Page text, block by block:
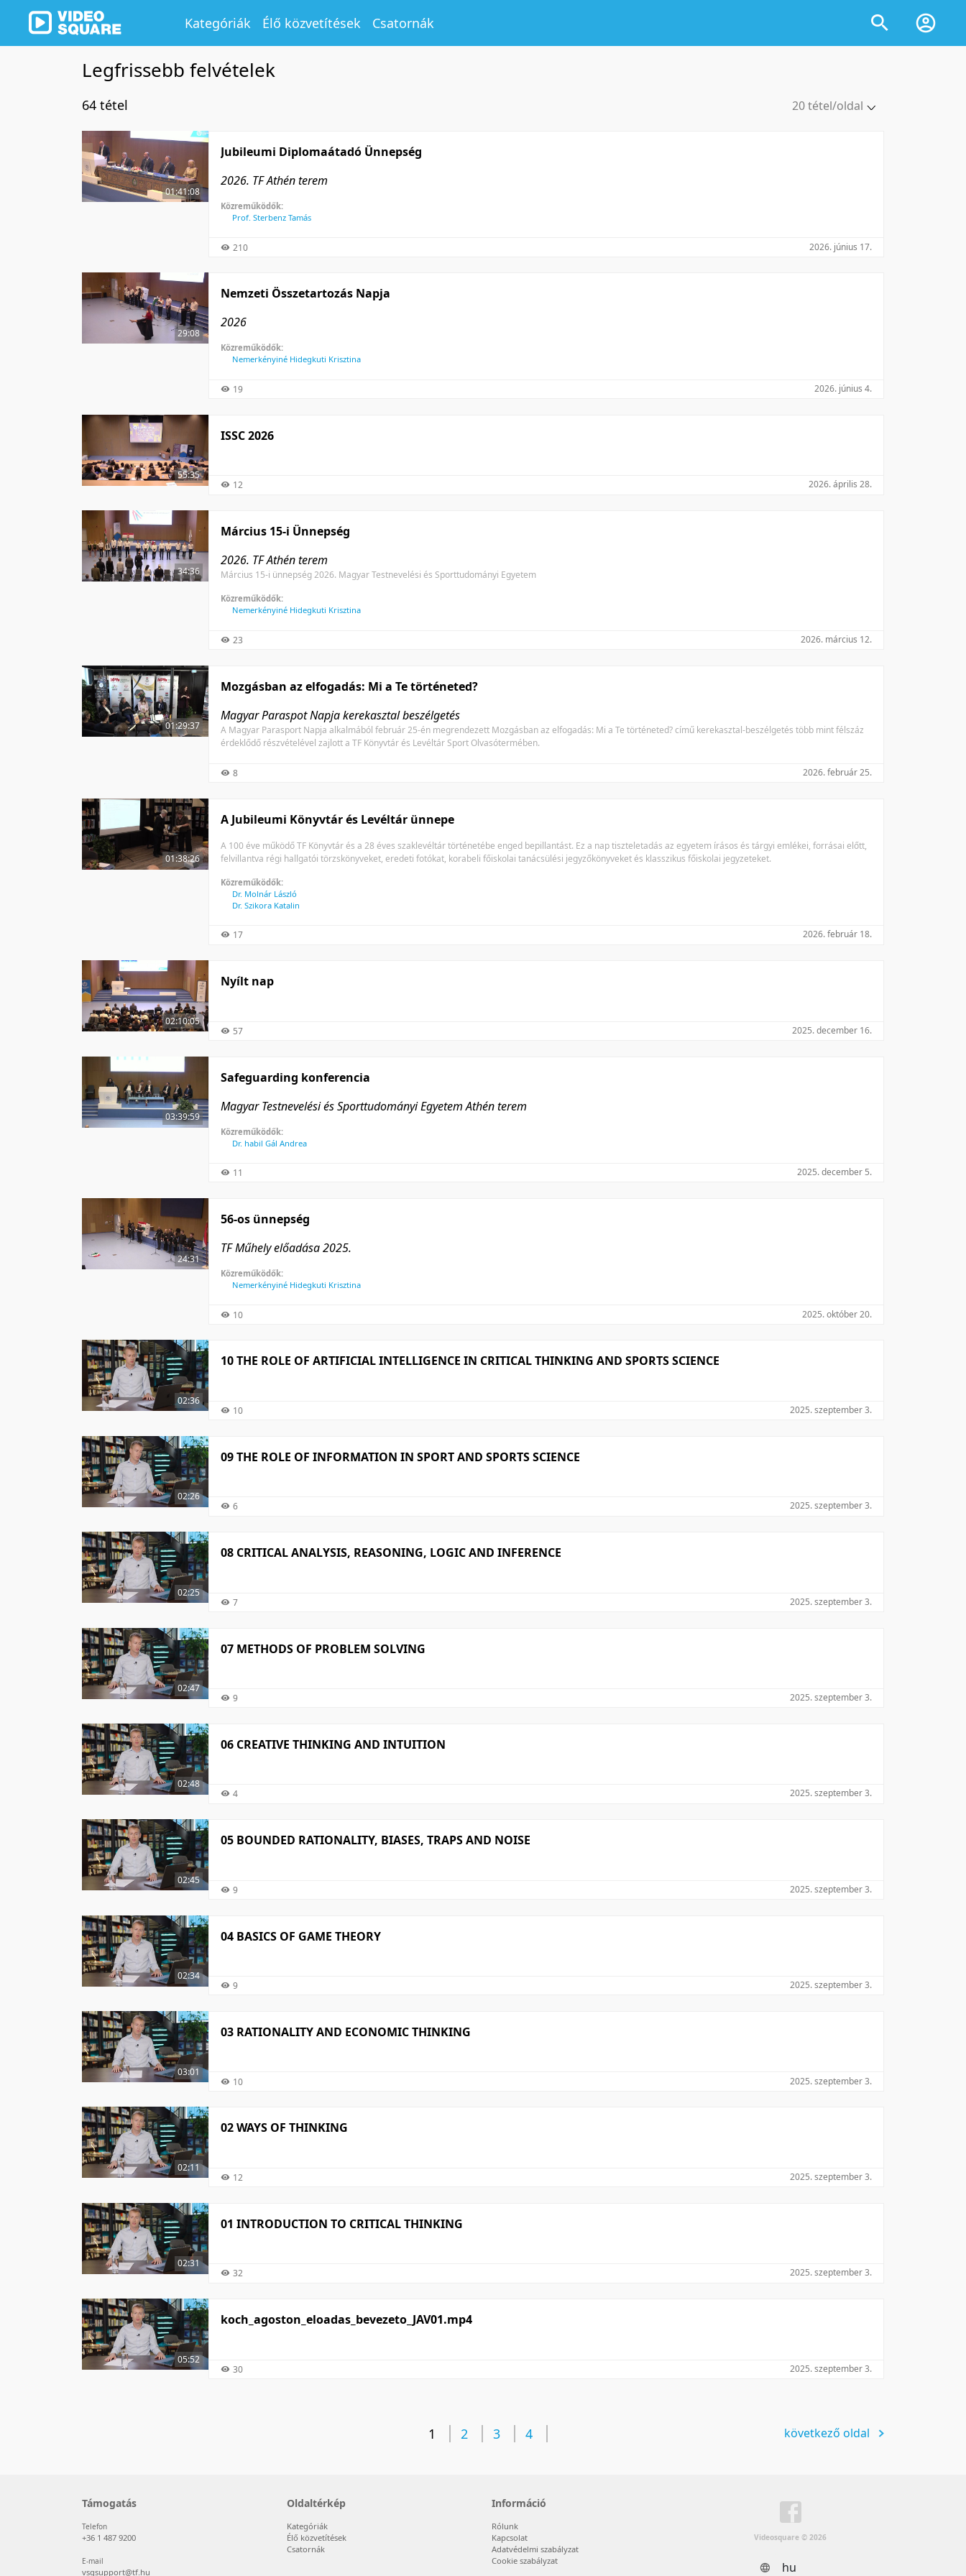
Kategóriák Élő közvetítések Csatornák
Legfrissebb felvételek
64 tétel
20 tétel/oldal
01:41:08
Jubileumi Diplomaátadó Ünnepség
2026. TF Athén terem
Közreműködők:
Prof. Sterbenz Tamás
210 2026. június 17.
29:08
Nemzeti Összetartozás Napja
2026
Közreműködők:
Nemerkényiné Hidegkuti Krisztina
19 2026. június 4.
55:35
ISSC 2026
12 2026. április 28.
34:36
Március 15-i Ünnepség
2026. TF Athén terem
Március 15-i ünnepség 2026. Magyar Testnevelési és Sporttudományi Egyetem
Közreműködők:
Nemerkényiné Hidegkuti Krisztina
23 2026. március 12.
01:29:37
Mozgásban az elfogadás: Mi a Te történeted?
Magyar Paraspot Napja kerekasztal beszélgetés
A Magyar Parasport Napja alkalmából február 25-én megrendezett Mozgásban az elfogadás: Mi a Te történeted? című kerekasztal-beszélgetés több mint félszáz
érdeklődő részvételével zajlott a TF Könyvtár és Levéltár Sport Olvasótermében.
8 2026. február 25.
01:38:26
A Jubileumi Könyvtár és Levéltár ünnepe
A 100 éve működő TF Könyvtár és a 28 éves szaklevéltár történetébe enged bepillantást. Ez a nap tiszteletadás az egyetem írásos és tárgyi emlékei, forrásai előtt,
felvillantva régi hallgatói törzskönyveket, eredeti fotókat, korabeli főiskolai tanácsülési jegyzőkönyveket és klasszikus főiskolai jegyzeteket.
Közreműködők:
Dr. Molnár László
Dr. Szikora Katalin
17 2026. február 18.
02:10:05
Nyílt nap
57 2025. december 16.
03:39:59
Safeguarding konferencia
Magyar Testnevelési és Sporttudományi Egyetem Athén terem
Közreműködők:
Dr. habil Gál Andrea
11 2025. december 5.
24:31
56-os ünnepség
TF Műhely előadása 2025.
Közreműködők:
Nemerkényiné Hidegkuti Krisztina
10 2025. október 20.
02:36
10 THE ROLE OF ARTIFICIAL INTELLIGENCE IN CRITICAL THINKING AND SPORTS SCIENCE
10 2025. szeptember 3.
02:26
09 THE ROLE OF INFORMATION IN SPORT AND SPORTS SCIENCE
6 2025. szeptember 3.
02:25
08 CRITICAL ANALYSIS, REASONING, LOGIC AND INFERENCE
7 2025. szeptember 3.
02:47
07 METHODS OF PROBLEM SOLVING
9 2025. szeptember 3.
02:48
06 CREATIVE THINKING AND INTUITION
4 2025. szeptember 3.
02:45
05 BOUNDED RATIONALITY, BIASES, TRAPS AND NOISE
9 2025. szeptember 3.
02:34
04 BASICS OF GAME THEORY
9 2025. szeptember 3.
03:01
03 RATIONALITY AND ECONOMIC THINKING
10 2025. szeptember 3.
02:11
02 WAYS OF THINKING
12 2025. szeptember 3.
02:31
01 INTRODUCTION TO CRITICAL THINKING
32 2025. szeptember 3.
05:52
koch_agoston_eloadas_beve­zeto_JAV01.mp4
30 2025. szeptember 3.
1 2 3 4 következő oldal
Támogatás
Telefon
+36 1 487 9200
E-mail
vsqsupport@tf.hu
Oldaltérkép
Kategóriák
Élő közvetítések
Csatornák
Információ
Rólunk
Kapcsolat
Adatvédelmi szabályzat
Cookie szabályzat
Videosquare © 2026